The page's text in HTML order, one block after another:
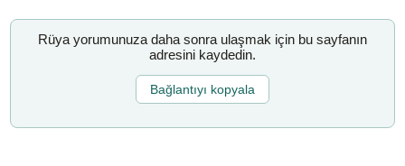
Rüya yorumunuza daha sonra ulaşmak için bu sayfanın
adresini kaydedin.
Bağlantıyı kopyala